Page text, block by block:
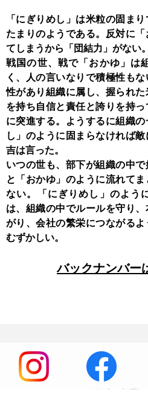
「にぎりめし」は米粒の固ま
たまりのようである。反対に
てしまうから「団結力」がない。
戦国の世、戦で「おかゆ」は
く、人の言いなりで積極性も
性があり組織に属し、握られ
を持ち自信と責任と誇りを持
に突進する。ようするに組織
し」のように固まらなければ
吉は言った。
いつの世も、部下が組織の中
と「おかゆ」のように流れて
ない。「にぎりめし」のよう
は、組織の中でルールを守り
がり、会社の繁栄につながる
むずかしい。
バックナンバー
いにしえの知恵